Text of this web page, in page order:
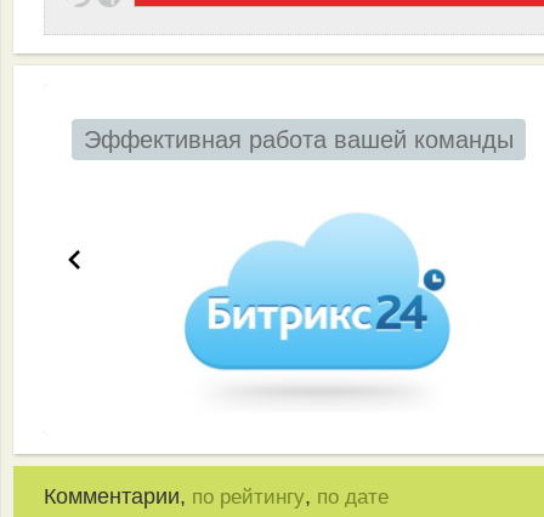
Эффективная работа вашей команды
Комментарии, по рейтингу, по дате